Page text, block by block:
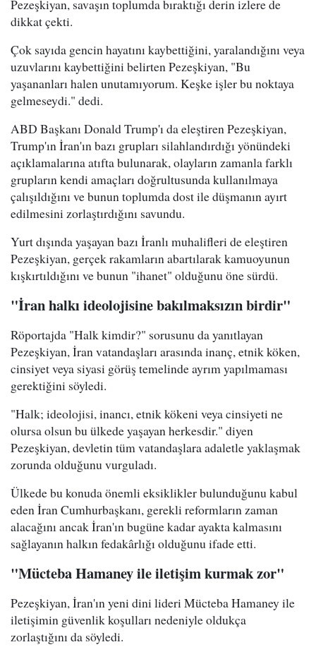
Pezeşkiyan, savaşın toplumda bıraktığı derin izlere de
dikkat çekti.
Çok sayıda gencin hayatını kaybettiğini, yaralandığını veya
uzuvlarını kaybettiğini belirten Pezeşkiyan, "Bu
yaşananları halen unutamıyorum. Keşke işler bu noktaya
gelmeseydi." dedi.
ABD Başkanı Donald Trump'ı da eleştiren Pezeşkiyan,
Trump'ın İran'ın bazı grupları silahlandırdığı yönündeki
açıklamalarına atıfta bulunarak, olayların zamanla farklı
grupların kendi amaçları doğrultusunda kullanılmaya
çalışıldığını ve bunun toplumda dost ile düşmanın ayırt
edilmesini zorlaştırdığını savundu.
Yurt dışında yaşayan bazı İranlı muhalifleri de eleştiren
Pezeşkiyan, gerçek rakamların abartılarak kamuoyunun
kışkırtıldığını ve bunun "ihanet" olduğunu öne sürdü.
"İran halkı ideolojisine bakılmaksızın birdir"
Röportajda "Halk kimdir?" sorusunu da yanıtlayan
Pezeşkiyan, İran vatandaşları arasında inanç, etnik köken,
cinsiyet veya siyasi görüş temelinde ayrım yapılmaması
gerektiğini söyledi.
"Halk; ideolojisi, inancı, etnik kökeni veya cinsiyeti ne
olursa olsun bu ülkede yaşayan herkesdir." diyen
Pezeşkiyan, devletin tüm vatandaşlara adaletle yaklaşmak
zorunda olduğunu vurguladı.
Ülkede bu konuda önemli eksiklikler bulunduğunu kabul
eden İran Cumhurbaşkanı, gerekli reformların zaman
alacağını ancak İran'ın bugüne kadar ayakta kalmasını
sağlayanın halkın fedakârlığı olduğunu ifade etti.
"Mücteba Hamaney ile iletişim kurmak zor"
Pezeşkiyan, İran'ın yeni dini lideri Mücteba Hamaney ile
iletişimin güvenlik koşulları nedeniyle oldukça
zorlaştığını da söyledi.